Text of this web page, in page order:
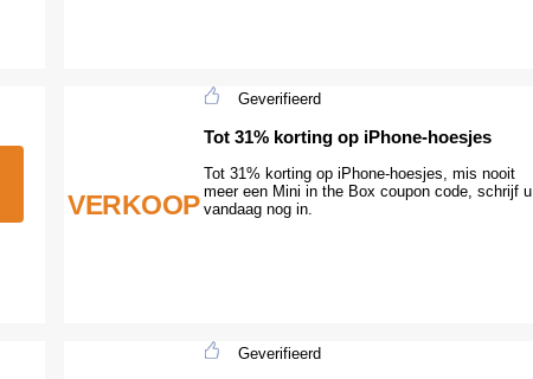
VERKOOP
Geverifieerd
Tot 31% korting op iPhone-hoesjes
Tot 31% korting op iPhone-hoesjes, mis nooit
meer een Mini in the Box coupon code, schrijf u
vandaag nog in.
Geverifieerd